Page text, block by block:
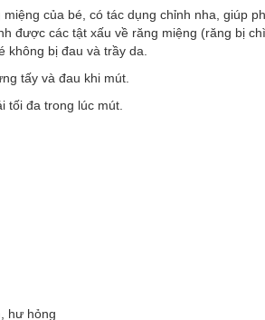
của bé, có tác dụng chỉnh nha, giúp
được các tật xấu về răng miệng (răng bị
bị đau và trầy da.
tấy và đau khi mút.
tối đa trong lúc mút.
hư hỏng